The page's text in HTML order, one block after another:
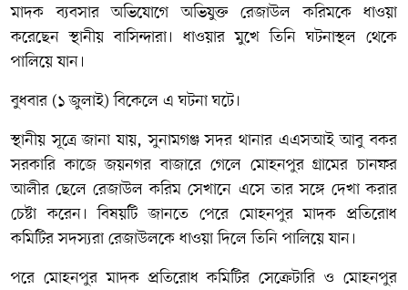
মাদক ব্যবসার অভিযোগে অভিযুক্ত রেজাউল করিমকে ধাওয়া
করেছেন স্থানীয় বাসিন্দারা। ধাওয়ার মুখে তিনি ঘটনাস্থল থেকে
পালিয়ে যান।
বুধবার (১ জুলাই) বিকেলে এ ঘটনা ঘটে।
স্থানীয় সূত্রে জানা যায়, সুনামগঞ্জ সদর থানার এএসআই আবু বকর
সরকারি কাজে জয়নগর বাজারে গেলে মোহনপুর গ্রামের চানফর
আলীর ছেলে রেজাউল করিম সেখানে এসে তার সঙ্গে দেখা করার
চেষ্টা করেন। বিষয়টি জানতে পেরে মোহনপুর মাদক প্রতিরোধ
কমিটির সদস্যরা রেজাউলকে ধাওয়া দিলে তিনি পালিয়ে যান।
পরে মোহনপুর মাদক প্রতিরোধ কমিটির সেক্রেটারি ও মোহনপুর